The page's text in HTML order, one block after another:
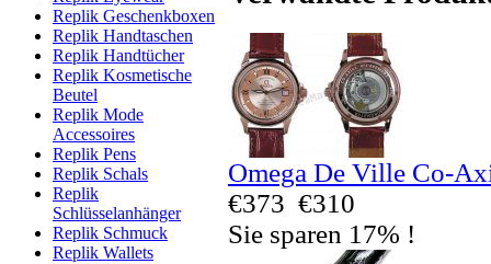
Replik Geschenkboxen
Replik Handtaschen
Replik Handtücher
Replik Kosmetische
Beutel
Replik Mode
Accessoires
Replik Pens
Replik Schals
Replik
Schlüsselanhänger
Replik Schmuck
Replik Wallets
Omega De Ville Co-
€373 €310
Sie sparen 17% !